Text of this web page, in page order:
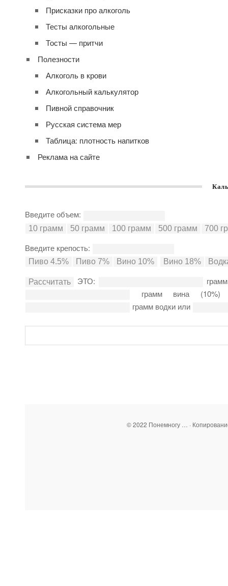
Присказки про алкоголь
Тесты алкогольные
Тосты — притчи
Полезности
Алкоголь в крови
Алкогольный калькулятор
Пивной справочник
Русская система мер
Таблица: плотность напитков
Реклама на сайте
Введите объем:
Введите крепость:
ЭТО:
грамм вина
грамм водки или
© 2022 Понемногу … ·